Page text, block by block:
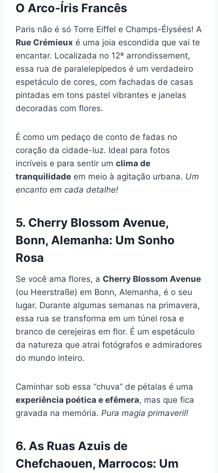
O Arco-Íris Francês
Paris não é só Torre Eiffel e Champs-Élysées! A
Rue Crémieux é uma joia escondida que vai te
encantar. Localizada no 12º arrondissement,
essa rua de paralelepípedos é um verdadeiro
espetáculo de cores, com fachadas de casas
pintadas em tons pastel vibrantes e janelas
decoradas com flores.
É como um pedaço de conto de fadas no
coração da cidade-luz. Ideal para fotos
incríveis e para sentir um clima de
tranquilidade em meio à agitação urbana. Um
encanto em cada detalhe!
5. Cherry Blossom Avenue,
Bonn, Alemanha: Um Sonho
Rosa
Se você ama flores, a Cherry Blossom Avenue
(ou Heerstraße) em Bonn, Alemanha, é o seu
lugar. Durante algumas semanas na primavera,
essa rua se transforma em um túnel rosa e
branco de cerejeiras em flor. É um espetáculo
da natureza que atrai fotógrafos e admiradores
do mundo inteiro.
Caminhar sob essa “chuva” de pétalas é uma
experiência poética e efêmera, mas que fica
gravada na memória. Pura magia primaveril!
6. As Ruas Azuis de
Chefchaouen, Marrocos: Um